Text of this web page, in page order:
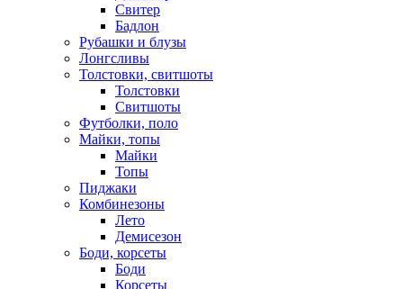
Свитер
Бадлон
Рубашки и блузы
Лонгсливы
Толстовки, свитшоты
Толстовки
Свитшоты
Футболки, поло
Майки, топы
Майки
Топы
Пиджаки
Комбинезоны
Лето
Демисезон
Боди, корсеты
Боди
Корсеты